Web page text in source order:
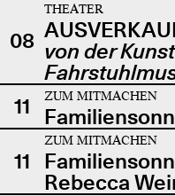
08
THEATER
von der
11
ZUM MITMACHEN
11
ZUM MITMACHEN
Rebecca